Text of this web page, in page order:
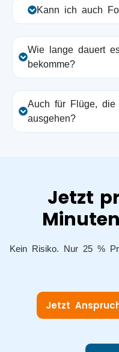
Kann ich auch
Wie lange dauert
bekomme?
Auch für Flüge, die
ausgehen?
Jetzt
Kein Risiko. Nur 25 %
Jetzt